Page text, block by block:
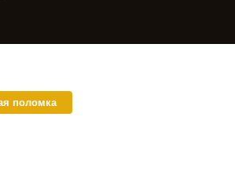
поломка